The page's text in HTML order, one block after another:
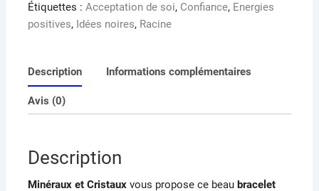
Étiquettes : Acceptation de soi, Confiance, Energies
positives, Idées noires, Racine
Description Informations complémentaires
Avis (0)
Description
Minéraux et Cristauxvous propose ce beau bracelet